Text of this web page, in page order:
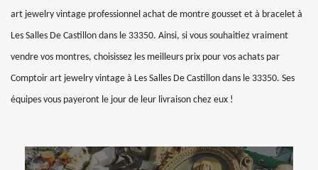
art jewelry vintage professionnel achat de montre gousset et à bracelet à
Les Salles De Castillon dans le 33350. Ainsi, si vous souhaitiez vraiment
vendre vos montres, choisissez les meilleurs prix pour vos achats par
Comptoir art jewelry vintage à Les Salles De Castillon dans le 33350. Ses
équipes vous payeront le jour de leur livraison chez eux !